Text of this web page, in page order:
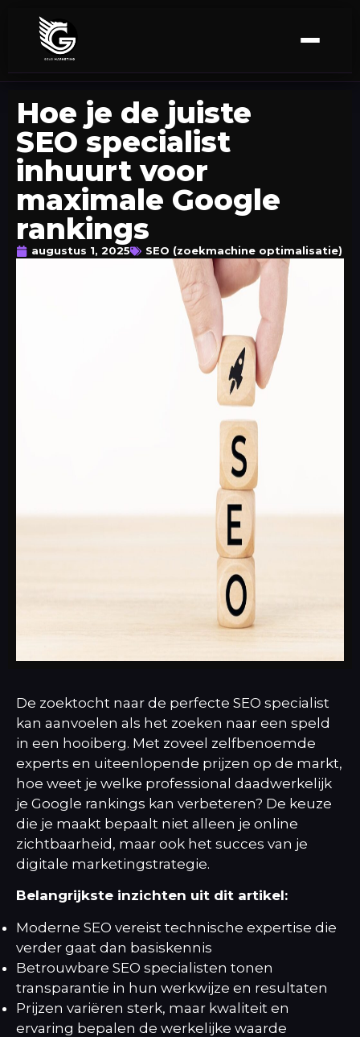
Hoe je de juiste
SEO specialist
inhuurt voor
maximale Google
rankings
augustus 1, 2025 SEO (zoekmachine optimalisatie)
De zoektocht naar de perfecte SEO specialist
kan aanvoelen als het zoeken naar een speld
in een hooiberg. Met zoveel zelfbenoemde
experts en uiteenlopende prijzen op de markt,
hoe weet je welke professional daadwerkelijk
je Google rankings kan verbeteren? De keuze
die je maakt bepaalt niet alleen je online
zichtbaarheid, maar ook het succes van je
digitale marketingstrategie.
Belangrijkste inzichten uit dit artikel:
Moderne SEO vereist technische expertise die
verder gaat dan basiskennis
Betrouwbare SEO specialisten tonen
transparantie in hun werkwijze en resultaten
Prijzen variëren sterk, maar kwaliteit en
ervaring bepalen de werkelijke waarde